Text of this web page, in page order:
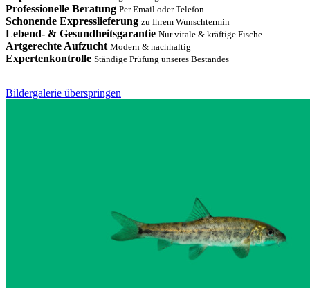
Professionelle Beratung Per Email oder Telefon
Schonende Expresslieferung zu Ihrem Wunschtermin
Lebend- & Gesundheitsgarantie Nur vitale & kräftige Fische
Artgerechte Aufzucht Modern & nachhaltig
Expertenkontrolle Ständige Prüfung unseres Bestandes
Bildergalerie überspringen